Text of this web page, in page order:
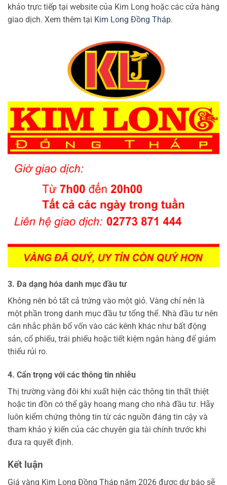
khảo trực tiếp tại website của Kim Long hoặc các cửa hàng
giao dịch. Xem thêm tại Kim Long Đồng Tháp.
3. Đa dạng hóa danh mục đầu tư
Không nên bỏ tất cả trứng vào một giỏ. Vàng chỉ nên là
một phần trong danh mục đầu tư tổng thể. Nhà đầu tư nên
cân nhắc phân bổ vốn vào các kênh khác như bất động
sản, cổ phiếu, trái phiếu hoặc tiết kiệm ngân hàng để giảm
thiểu rủi ro.
4. Cẩn trọng với các thông tin nhiễu
Thị trường vàng đôi khi xuất hiện các thông tin thất thiệt
hoặc tin đồn có thể gây hoang mang cho nhà đầu tư. Hãy
luôn kiểm chứng thông tin từ các nguồn đáng tin cậy và
tham khảo ý kiến của các chuyên gia tài chính trước khi
đưa ra quyết định.
Kết luận
Giá vàng Kim Long Đồng Tháp năm 2026 được dự báo sẽ